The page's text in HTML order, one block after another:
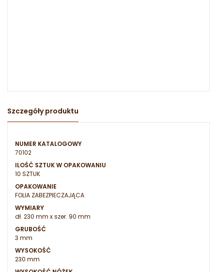
Szczegóły produktu
NUMER KATALOGOWY
70102
ILOŚĆ SZTUK W OPAKOWANIU
10 SZTUK
OPAKOWANIE
FOLIA ZABEZPIECZAJĄCA
WYMIARY
dł. 230 mm x szer. 90 mm
GRUBOŚĆ
3 mm
WYSOKOŚĆ
230 mm